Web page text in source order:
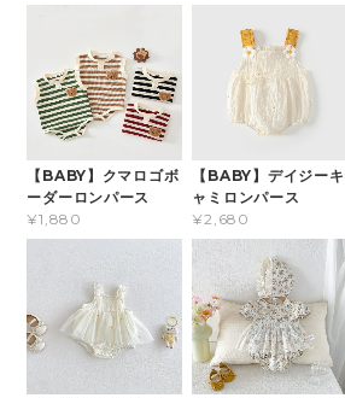
【BABY】クマロゴボ
ーダーロンパース
¥1,880
【BABY】デイジーキ
ャミロンパース
¥2,680